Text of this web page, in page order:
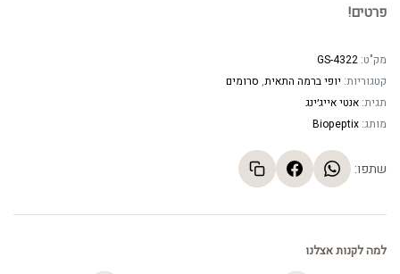
פרטים!
מק"ט: GS-4322
קטגוריות: יופי ברמה התאית, סרומים
תגית: אנטי אייג׳ינג
מותג: Biopeptix
שתפו:
למה לקנות אצלנו